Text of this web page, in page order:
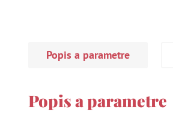
Popis a parametre
Popis a parametre